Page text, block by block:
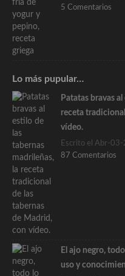
5 Comentarios
Lo más pupular…
Patatas bravas
receta
vídeo.
Escrito el Abr-
87 Comentarios
El ajo negro,
uso y